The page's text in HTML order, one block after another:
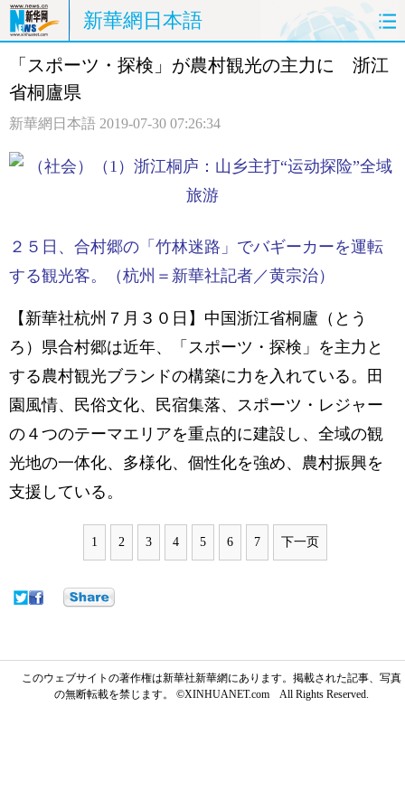
新華網日本語
ホームページ 政治 経済
観光 評論 写真
「スポーツ・探検」が農村観光の主力に 浙江
省桐廬県
新華網日本語 2019-07-30 07:26:34
２５日、合村郷の「竹林迷路」でバギーカーを運転
する観光客。（杭州＝新華社記者／黄宗治）
【新華社杭州７月３０日】中国浙江省桐廬（とう
ろ）県合村郷は近年、「スポーツ・探検」を主力と
する農村観光ブランドの構築に力を入れている。田
園風情、民俗文化、民宿集落、スポーツ・レジャー
の４つのテーマエリアを重点的に建設し、全域の観
光地の一体化、多様化、個性化を強め、農村振興を
支援している。
1 2 3 4 5 6 7 下一页
このウェブサイトの著作権は新華社新華網にあります。掲載された記事、写真
の無断転載を禁じます。 ©XINHUANET.com All Rights Reserved.